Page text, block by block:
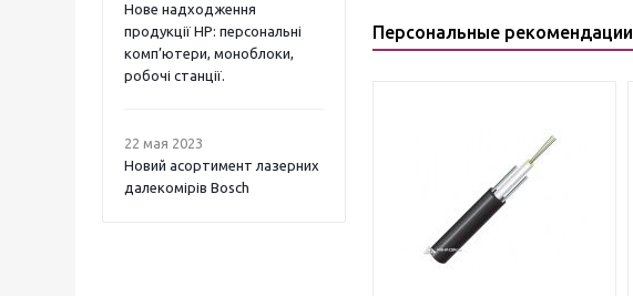
Нове надходження
продукції НР: персональні
комп’ютери, моноблоки,
робочі станції.
22 мая 2023
Новий асортимент лазерних
далекомірів Bosch
Персональные рекомендации